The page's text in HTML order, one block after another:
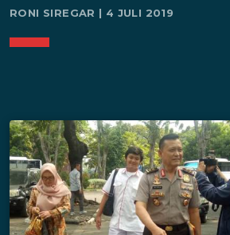
RONI SIREGAR | 4 JULI 2019